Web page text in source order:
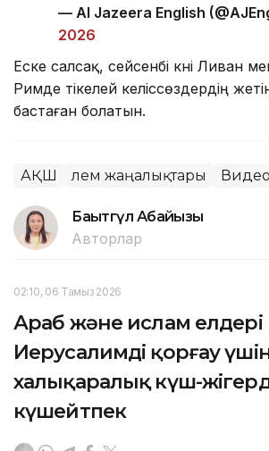
— Al Jazeera English
2026
Еске салсақ, сейсенбі күні Ливан
Римде тікелей келіссөздердің
бастаған болатын.
АҚШ Әлем жаңалықтары Видео
Бақытгүл Абайқызы
Авторлар
02:10, 06 Тамыз 2026
Араб және ислам елдері
Иерусалимді қорғау
халықаралық күш-
күшейтпек